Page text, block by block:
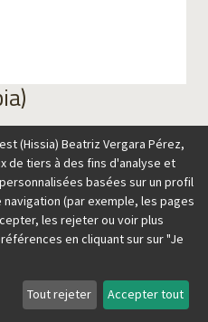
au panier
la lava, recordando el origen
(Hissia) Beatriz Vergara Pérez,
de tiers à des fins d'analyse et
basées sur un profil
(par exemple, les pages
les rejeter ou voir plus
en cliquant sur sur "Je
Tout rejeter Accepter tout